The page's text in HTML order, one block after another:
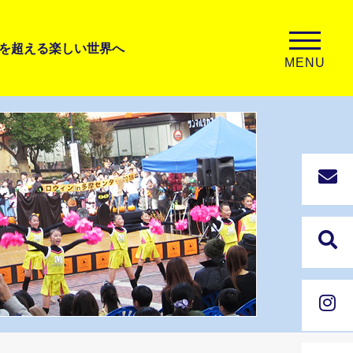
超える楽しい世界へ
MENU